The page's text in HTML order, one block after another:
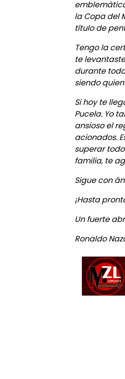
la Copa del
título de
Tengo la
te
durante
siendo
Si hoy te
Pucela. Yo
ansioso el
acionados.
superar
familia, te
Sigue con
¡Hasta
Un fuerte
Ronaldo